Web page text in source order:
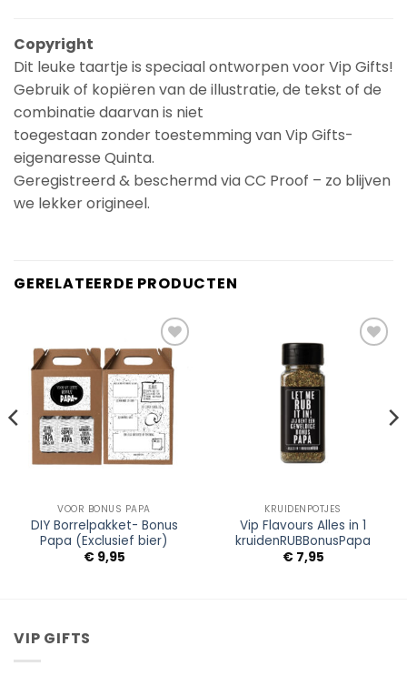
Copyright
Dit leuke taartje is speciaal ontworpen voor Vip Gifts!
Gebruik of kopiëren van de illustratie, de tekst of de
combinatie daarvan is niet
toegestaan zonder toestemming van Vip Gifts-
eigenaresse Quinta.
Geregistreerd & beschermd via CC Proof – zo blijven
we lekker origineel.
GERELATEERDE PRODUCTEN
Add to
Wishlist
VOOR BONUS PAPA
DIY Borrelpakket- Bonus
Papa (Exclusief bier)
€9,95
KRUIDENPOTJES
Vip Flavours Alles in 1
kruidenRUBBonusPapa
€7,95
VIP GIFTS